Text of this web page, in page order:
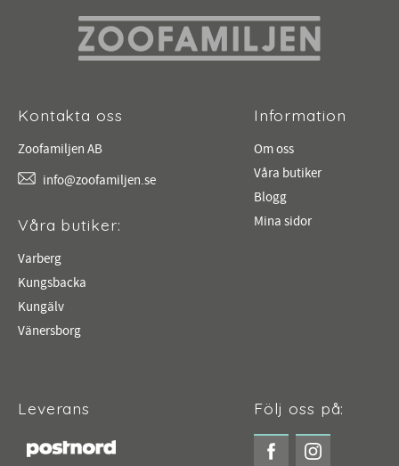
Kontakta oss
Zoofamiljen AB
info@zoofamiljen.se
Våra butiker:
Varberg
Kungsbacka
Kungälv
Vänersborg
Information
Om oss
Våra butiker
Blogg
Mina sidor
Leverans Följ oss på: